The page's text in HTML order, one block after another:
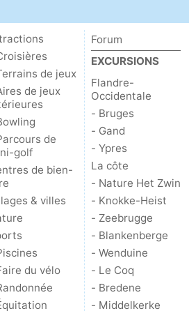
de jeux
de jeux
de
golf
de bien-
& villes
du vélo
Forum
EXCURSIONS
Flandre-
Occidentale
- Bruges
- Gand
- Ypres
La côte
- Nature Het Zwin
- Knokke-Heist
- Zeebrugge
- Blankenberge
- Wenduine
- Le Coq
- Bredene
- Middelkerke